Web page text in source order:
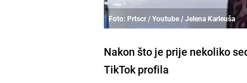
Foto: Prtscr / Youtube / Jelena Karleuša
Nakon što je prije nekoliko
TikTok profila